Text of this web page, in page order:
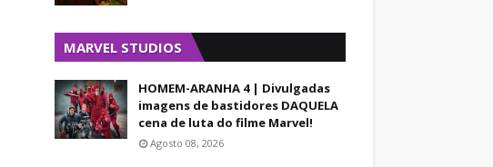
MARVEL STUDIOS
HOMEM-ARANHA 4 | Divulgadas
imagens de bastidores DAQUELA
cena de luta do filme Marvel!
Agosto 08, 2026